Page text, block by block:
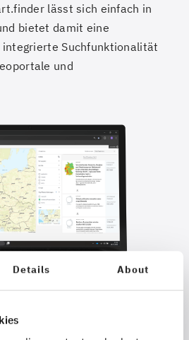
Details About
lässt sich einfach in
bietet damit eine
integrierte Suchfunktionalität
und
ist die gezielte Indexierung